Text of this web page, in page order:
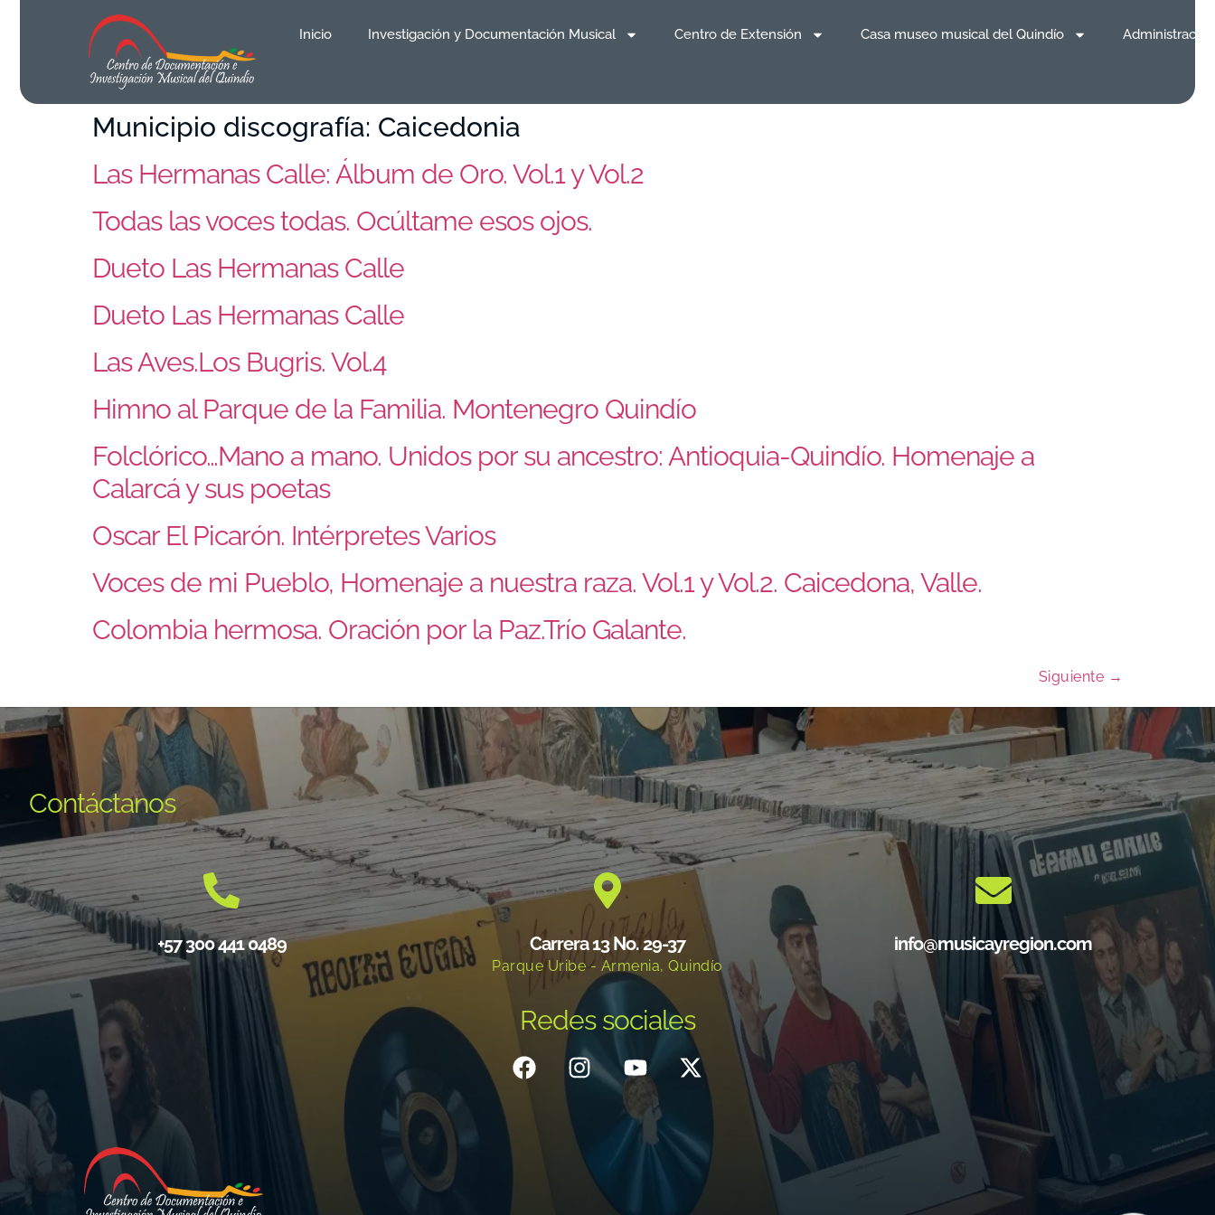
Inicio Investigación y Documentación Musical Centro de Extensión Casa museo musical del Quindío
Municipio discografía: Caicedonia
Las Hermanas Calle: Álbum de Oro. Vol.1 y Vol.2
Todas las voces todas. Ocúltame esos ojos.
Dueto Las Hermanas Calle
Dueto Las Hermanas Calle
Las Aves.Los Bugris. Vol.4
Himno al Parque de la Familia. Montenegro Quindío
Folclórico…Mano a mano. Unidos por su ancestro: Antioquia-Quindío. Homenaje a
Calarcá y sus poetas
Oscar El Picarón. Intérpretes Varios
Voces de mi Pueblo, Homenaje a nuestra raza. Vol.1 y Vol.2. Caicedona, Valle.
Colombia hermosa. Oración por la Paz.Trío Galante.
Siguiente →
Contáctanos
+57 300 441 0489 Carrera 13 No. 29-37
Parque Uribe - Armenia, Quindío
info@musicayregion.com
Redes sociales